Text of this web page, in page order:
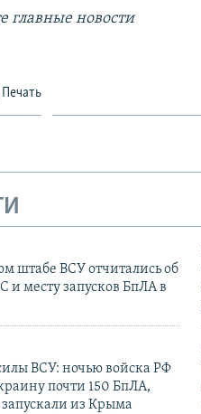
главные новости
Печать
штабе ВСУ отчитались об
и месту запусков БпЛА в
ВСУ: ночью войска РФ
почти 150 БпЛА,
запускали из Крыма